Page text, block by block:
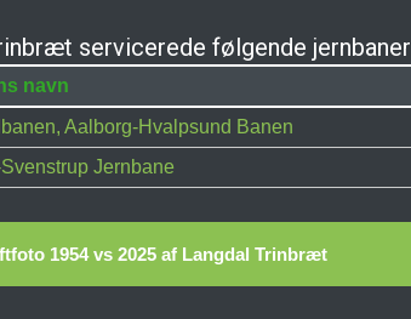
servicerede følgende jernbaner
navn
Aalborg-Hvalpsund Banen
Jernbane
1954 vs 2025 af Langdal Trinbræt